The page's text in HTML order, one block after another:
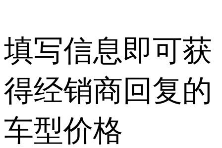
填写信息即可获
得经销商回复的
车型价格